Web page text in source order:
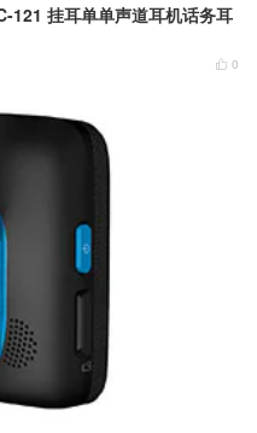
121 挂耳单单声道耳机话务耳
 0